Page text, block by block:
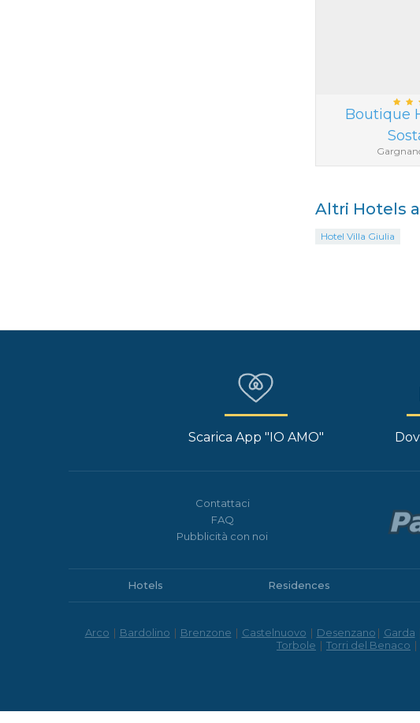
Boutique
Altri Hotels
Hotel Villa Giulia
Scarica App "IO AMO"
Contattaci
FAQ
Pubblicità con noi
Hotels Residences
Arco | Bardolino | Brenzone | Castelnuovo | Desenzano | Garda
Torbole | Torri del Benaco |